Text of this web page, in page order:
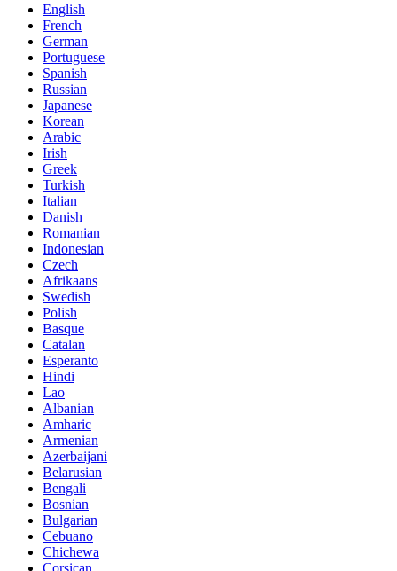
English
French
German
Portuguese
Spanish
Russian
Japanese
Korean
Arabic
Irish
Greek
Turkish
Italian
Danish
Romanian
Indonesian
Czech
Afrikaans
Swedish
Polish
Basque
Catalan
Esperanto
Hindi
Lao
Albanian
Amharic
Armenian
Azerbaijani
Belarusian
Bengali
Bosnian
Bulgarian
Cebuano
Chichewa
Corsican